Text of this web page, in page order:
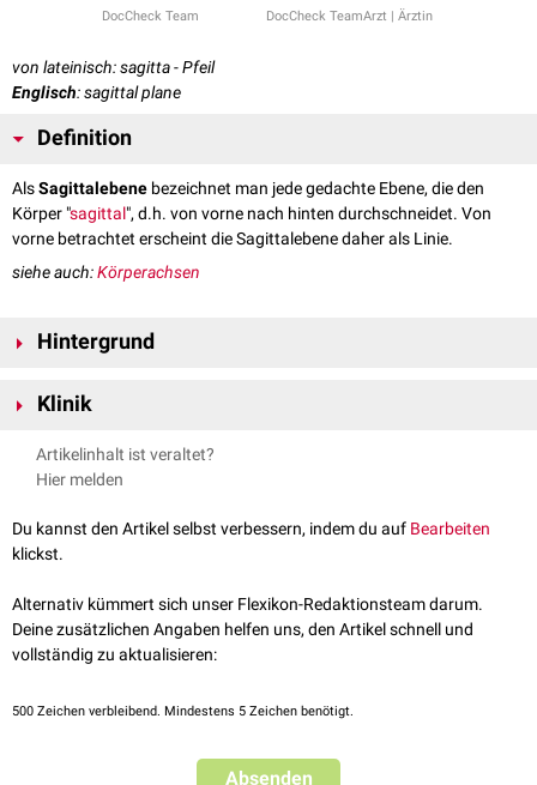
DocCheck Team DocCheck TeamArzt | Ärztin
von lateinisch: sagitta - Pfeil
Englisch: sagittal plane
Definition
AlsSagittalebene bezeichnet man jede gedachte Ebene, die den
Körper "sagittal", d.h. von vorne nach hinten durchschneidet. Von
vorne betrachtet erscheint die Sagittalebene daher als Linie.
siehe auch:Körperachsen
Hintergrund
medianeSagittalebene oder einfach "
"Symmetrieebene" genannt.
Die Sagittalebene steht senkrecht auf der
Klinik
bildgebenden Diagnostik
Bilder in einer Sagittalebene, eine wichtige Rolle. Der Sagittalschnitt wird
verwendet oder in der
sonografischen Pränataldiagnostik
zur Messung
der Nackentransparenz
Artikelinhalt ist veraltet?
Hier melden
Du kannst den Artikel selbst verbessern, indem du auf Bearbeiten
klickst.
Alternativ kümmert sich unser Flexikon-Redaktionsteam darum.
Deine zusätzlichen Angaben helfen uns, den Artikel schnell und
vollständig zu aktualisieren:
500 Zeichen verbleibend. Mindestens 5 Zeichen benötigt.
Absenden